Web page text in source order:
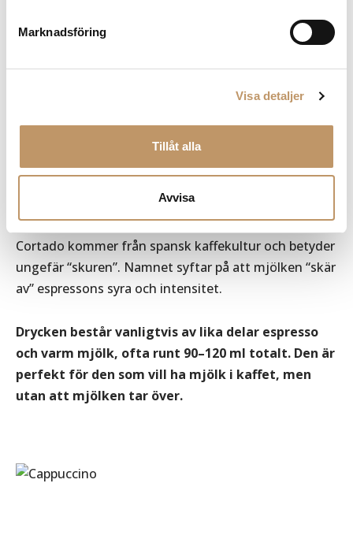
Marknadsföring
Visa detaljer
Tillåt alla
Avvisa
Cortado – espresso möter lika mycket
Cortado kommer från spansk kaffekultur och betyder
ungefär “skuren”. Namnet syftar på att mjölken “skär
av” espressons syra och intensitet.
Drycken består vanligtvis av lika delar espresso
och varm mjölk, ofta runt 90–120 ml totalt. Den är
perfekt för den som vill ha mjölk i kaffet, men
utan att mjölken tar över.